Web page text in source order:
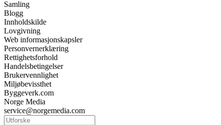
Samling
Blogg
Innholdskilde
Lovgivning
Web informasjonskapsler
Personvernerklæring
Rettighetsforhold
Handelsbetingelser
Brukervennlighet
Miljøbevissthet
Byggeverk.com
Norge Media
service@norgemedia.com